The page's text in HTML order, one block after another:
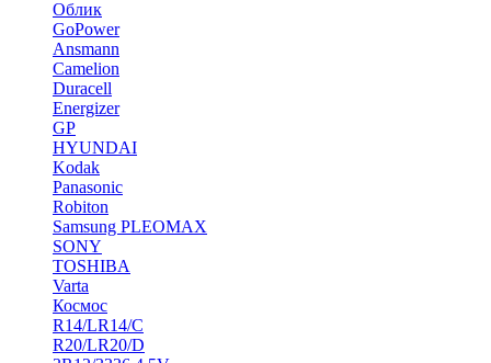
Облик
GoPower
Ansmann
Camelion
Duracell
Energizer
GP
HYUNDAI
Kodak
Panasonic
Robiton
Samsung PLEOMAX
SONY
TOSHIBA
Varta
Космос
R14/LR14/C
R20/LR20/D